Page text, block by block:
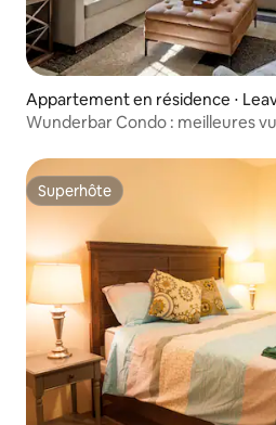
Appartement en résidence ⋅
Wunderbar Condo : meilleures
Superhôte
Superhôte